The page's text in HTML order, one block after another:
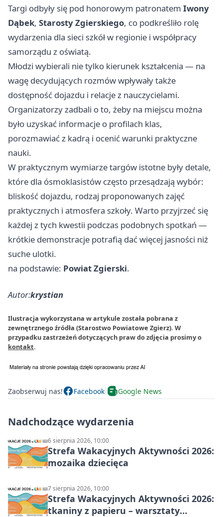
Targi odbyły się pod honorowym patronatem Iwony
Dąbek, Starosty Zgierskiego, co podkreśliło rolę
wydarzenia dla sieci szkół w regionie i współpracy
samorządu z oświatą.
Młodzi wybierali nie tylko kierunek kształcenia — na
wagę decydujących rozmów wpływały także
dostępność dojazdu i relacje z nauczycielami.
Organizatorzy zadbali o to, żeby na miejscu można
było uzyskać informacje o profilach klas,
porozmawiać z kadrą i ocenić warunki praktyczne
nauki.
W praktycznym wymiarze targów istotne były detale,
które dla ósmoklasistów często przesądzają wybór:
bliskość dojazdu, rodzaj proponowanych zajęć
praktycznych i atmosfera szkoły. Warto przyjrzeć się
każdej z tych kwestii podczas podobnych spotkań —
krótkie demonstracje potrafią dać więcej jasności niż
suche ulotki.
na podstawie: Powiat Zgierski.
Autor:krystian
Ilustracja wykorzystana w artykule została pobrana z
zewnętrznego źródła (Starostwo Powiatowe Zgierz). W
przypadku zastrzeżeń dotyczących praw do zdjęcia prosimy o
kontakt.
Zaobserwuj nas! Facebook Google News
Nadchodzące wydarzenia
6 sierpnia 2026, 10:00
Strefa Wakacyjnych Aktywności 2026:
mozaika dziecięca
7 sierpnia 2026, 10:00
Strefa Wakacyjnych Aktywności 2026:
tkaniny z papieru – warsztaty